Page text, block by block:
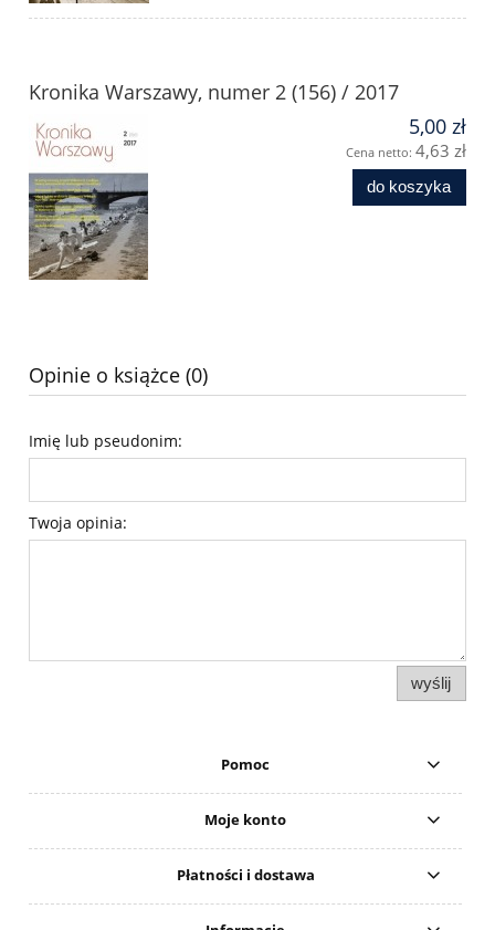
Kronika Warszawy, numer 2 (156) / 2017
5,00 zł
Cena netto: 4,63 zł
do koszyka
Opinie o książce (0)
Imię lub pseudonim:
Twoja opinia:
wyślij
Pomoc
Moje konto
Płatności i dostawa